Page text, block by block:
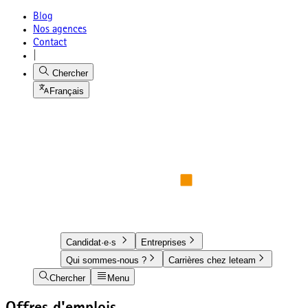
Blog
Nos agences
Contact
Chercher
Français
Candidat·e·s
Entreprises
Qui sommes-nous ?
Carrières chez leteam
Chercher
Menu